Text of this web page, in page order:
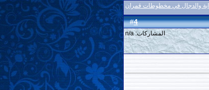
والدجال في مخطوطات قمران
#
4
المشاركات: n/a